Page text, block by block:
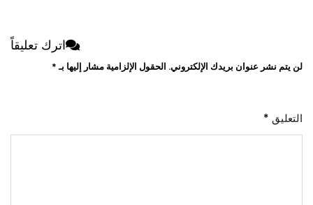
اترك تعليقاً
لن يتم نشر عنوان بريدك الإلكتروني. الحقول الإلزامية مشار إليها بـ*
التعليق *